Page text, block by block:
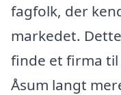
fagfolk, der
markedet.
finde et firma
Åsum langt